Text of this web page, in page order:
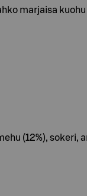
marjaisa kuohu
(12%),